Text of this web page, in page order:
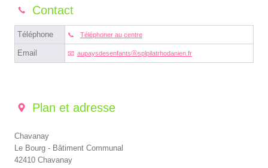
Contact
Téléphone Téléphoner au centre
Email aupaysdesenfantsⓐsplpilatrhodanien.fr
Plan et adresse
Chavanay
Le Bourg - Bâtiment Communal
42410 Chavanay